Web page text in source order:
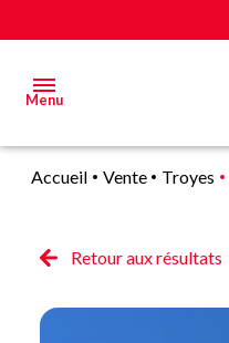
Menu
Estimer
Vendre
Accueil Vente Troyes
Retour aux résultats